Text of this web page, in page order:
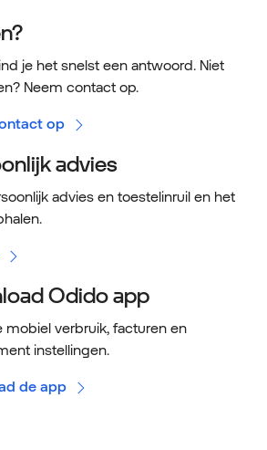
je het snelst een antwoord. Niet
Neem contact op.
op
advies
advies en toestelinruil en het
Odido app
mobiel verbruik, facturen en
instellingen.
de app